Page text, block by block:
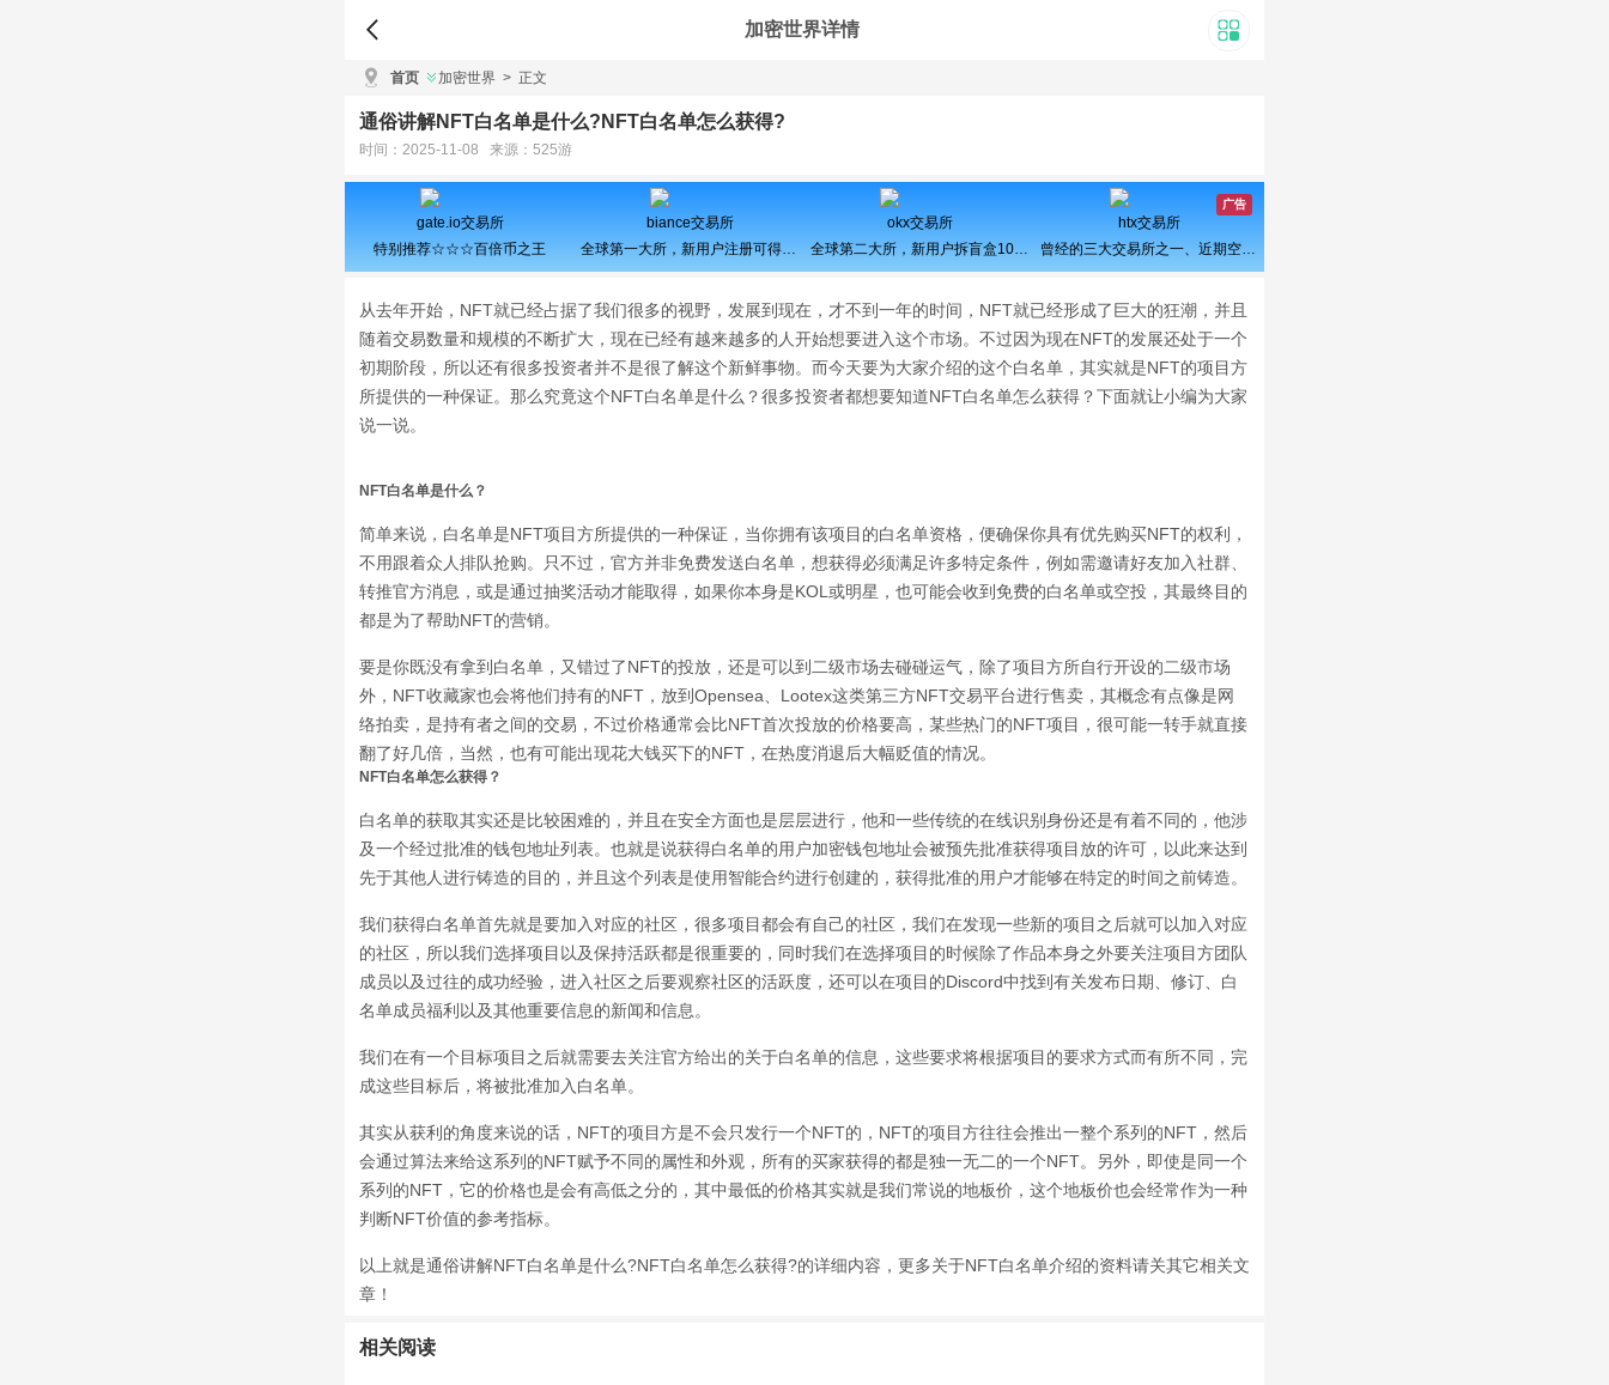
加密世界详情
首页 加密世界 > 正文
通俗讲解NFT白名单是什么?NFT白名单怎么获得?
时间：2025-11-08 来源：525游
广告
gate.io交易所
特别推荐☆☆☆百倍币之王
biance交易所
全球第一大所，新用户注册可得100USDT奖励
okx交易所
全球第二大所，新用户拆盲盒100%中奖，最高价值60000元
htx交易所
曾经的三大交易所之一、近期空投活动较多，力争重回巅峰
从去年开始，NFT就已经占据了我们很多的视野，发展到现在，才不到一年的时间，NFT就已经形成了巨大的狂潮，并且
随着交易数量和规模的不断扩大，现在已经有越来越多的人开始想要进入这个市场。不过因为现在NFT的发展还处于一个
初期阶段，所以还有很多投资者并不是很了解这个新鲜事物。而今天要为大家介绍的这个白名单，其实就是NFT的项目方
所提供的一种保证。那么究竟这个NFT白名单是什么？很多投资者都想要知道NFT白名单怎么获得？下面就让小编为大家
说一说。
NFT白名单是什么？
简单来说， 白名单是NFT项目方所提供的一种保证，当你拥有该项目的白名单资格，便确保你具有优先购买NFT的权利，
不用跟着众人排队抢购。只不过，官方并非免费发送白名单，想获得必须满足许多特定条件，例如需邀请好友加入社群、
转推官方消息，或是通过抽奖活动才能取得，如果你本身是KOL或明星，也可能会收到免费的白名单或空投，其最终目的
都是为了帮助NFT的营销。
要是你既没有拿到白名单，又错过了NFT的投放，还是可以到二级市场去碰碰运气，除了项目方所自行开设的二级市场
外，NFT收藏家也会将他们持有的NFT，放到Opensea、Lootex这类第三方NFT交易平台进行售卖，其概念有点像是网
络拍卖，是持有者之间的交易，不过价格通常会比NFT首次投放的价格要高，某些热门的NFT项目，很可能一转手就直接
翻了好几倍，当然，也有可能出现花大钱买下的NFT，在热度消退后大幅贬值的情况。
NFT白名单怎么获得？
白名单的获取其实还是比较困难的，并且在安全方面也是层层进行，他和一些传统的在线识别身份还是有着不同的，他涉
及一个经过批准的钱包地址列表。也就是说获得白名单的用户加密钱包地址会被预先批准获得项目放的许可，以此来达到
先于其他人进行铸造的目的，并且这个列表是使用智能合约进行创建的，获得批准的用户才能够在特定的时间之前铸造。
我们获得白名单首先就是要加入对应的社区，很多项目都会有自己的社区，我们在发现一些新的项目之后就可以加入对应
的社区，所以我们选择项目以及保持活跃都是很重要的，同时我们在选择项目的时候除了作品本身之外要关注项目方团队
成员以及过往的成功经验，进入社区之后要观察社区的活跃度，还可以在项目的Discord中找到有关发布日期、修订、白
名单成员福利以及其他重要信息的新闻和信息。
我们在有一个目标项目之后就需要去关注官方给出的关于白名单的信息，这些要求将根据项目的要求方式而有所不同，完
成这些目标后，将被批准加入白名单。
其实从获利的角度来说的话，NFT的项目方是不会只发行一个NFT的，NFT的项目方往往会推出一整个系列的NFT，然后
会通过算法来给这系列的NFT赋予不同的属性和外观，所有的买家获得的都是独一无二的一个NFT。另外，即使是同一个
系列的NFT，它的价格也是会有高低之分的，其中最低的价格其实就是我们常说的地板价，这个地板价也会经常作为一种
判断NFT价值的参考指标。
以上就是通俗讲解NFT白名单是什么?NFT白名单怎么获得?的详细内容，更多关于NFT白名单介绍的资料请关其它相关文
章！
相关阅读